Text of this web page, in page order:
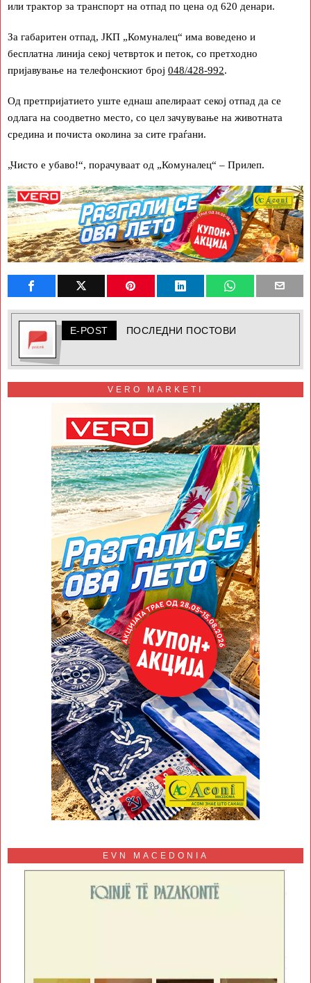
или трактор за транспорт на отпад по цена од 620 денари.
За габаритен отпад, ЈКП „Комуналец“ има воведено и
бесплатна линија секој четврток и петок, со претходно
пријавување на телефонскиот број 048/428-992.
Од претпријатието уште еднаш апелираат секој отпад да се
одлага на соодветно место, со цел зачувување на животната
средина и почиста околина за сите граѓани.
„Чисто е убаво!“, порачуваат од „Комуналец“ – Прилеп.
E-POST ПОСЛЕДНИ ПОСТОВИ
VERO MARKETI
EVN MACEDONIA